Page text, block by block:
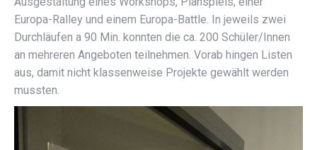
Europa-Ralley und einem Europa-Battle. In jeweils zwei
Durchläufen a 90 Min. konnten die ca. 200 Schüler/Innen
an mehreren Angeboten teilnehmen. Vorab hingen Listen
aus, damit nicht klassenweise Projekte gewählt werden
mussten.